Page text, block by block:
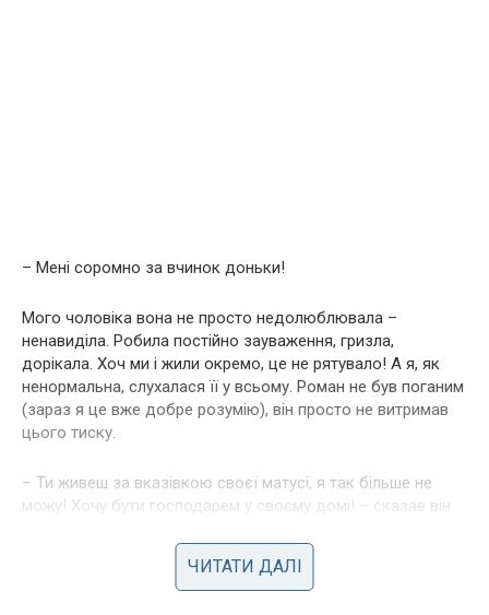
– Мені соромно за вчинок доньки!
Мого чоловіка вона не просто недолюблювала –
ненавиділа. Робила постійно зауваження, гризла,
дорікала. Хоч ми і жили окремо, це не рятувало! А я, як
ненормальна, слухалася її у всьому. Роман не був поганим
(зараз я це вже добре розумію), він просто не витримав
цього тиску.
– Ти живеш за вказівкою своєї матусі, я так більше не
можу! Хочу бути господарем у своєму домі! – сказав він
Мені б взяти тоді, та й послухатися його. На жаль…
ЧИТАТИ ДАЛІ